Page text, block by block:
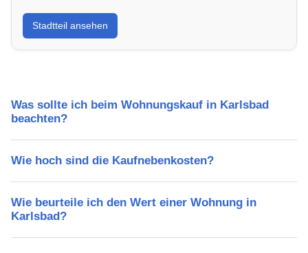
Erfahre mehr über deinen Stadtteil in Karlsbad:
Lebensqualität, Verkehrsanbindung, Schulen,
Freizeitmöglichkeiten und Mietpreise.
Stadtteil ansehen
Was sollte ich beim Wohnungskauf in Karlsbad
beachten?
Wie hoch sind die Kaufnebenkosten?
Wie beurteile ich den Wert einer Wohnung in
Karlsbad?